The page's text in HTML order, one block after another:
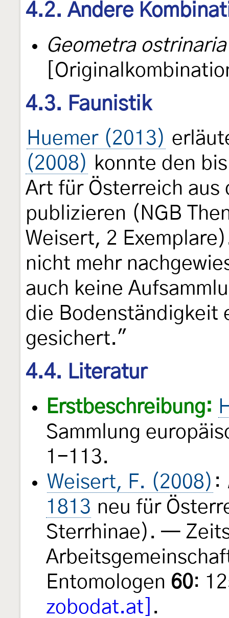
4.2. Andere
Geometra ostrinaria
4.3. Faunistik
Huemer (2013)
(2008) konnte den
Art für Österreich aus
publizieren (NGB
Weisert, 2
nicht mehr
auch keine
die Bodenständigkeit
gesichert."
4.4. Literatur
Erstbeschreibung:
Sammlung
1-113.
Weisert, F. (2008) :
1813 neu für
Sterrhinae). —
Entomologen 60:
zobodat.at] .